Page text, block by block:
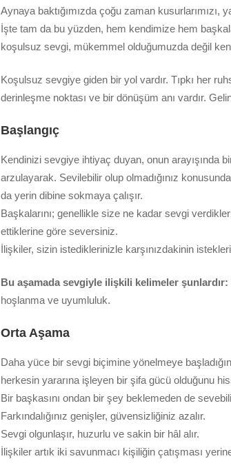
Aynaya baktığımızda çoğu zaman kusurlarımızı,
İşte tam da bu yüzden, hem kendimize hem
koşulsuz sevgi, mükemmel olduğumuzda değil
Koşulsuz sevgiye giden bir yol vardır. Tıpkı her
derinleşme noktası ve bir dönüşüm anı vardır.
Başlangıç
Kendinizi sevgiye ihtiyaç duyan, onun arayışında
arzulayarak. Sevilebilir olup olmadığınız
da yerin dibine sokmaya çalışır.
Başkalarını; genellikle size ne kadar sevgi
ettiklerine göre seversiniz.
İlişkiler, sizin istediklerinizle karşınızdakinin
Bu aşamada sevgiyle ilişkili kelimeler şunlardır:
hoşlanma ve uyumluluk.
Orta Aşama
Daha yüce bir sevgi biçimine yönelmeye
herkesin yararına işleyen bir şifa gücü olduğunu
Bir başkasını ondan bir şey beklemeden de
Farkındalığınız genişler, güvensizliğiniz azalır.
Sevgi olgunlaşır, huzurlu ve sakin bir hâl alır.
İlişkiler artık iki savunmacı kişiliğin çatışması